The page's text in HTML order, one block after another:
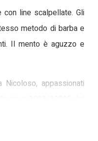
line scalpellate. Gli
metodo di barba e
Il mento è aguzzo e
appassionati